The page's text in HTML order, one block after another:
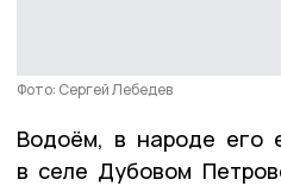
Фото: Сергей Лебедев
Водоём, в народе его
в селе Дубовом